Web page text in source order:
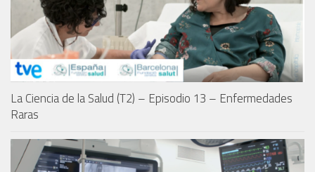
La Ciencia de la Salud (T2) – Episodio 13 – Enfermedades
Raras